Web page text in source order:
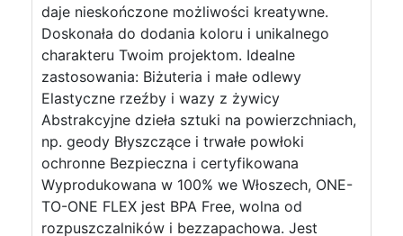
daje nieskończone możliwości kreatywne.
Doskonała do dodania koloru i unikalnego
charakteru Twoim projektom. Idealne
zastosowania: Biżuteria i małe odlewy
Elastyczne rzeźby i wazy z żywicy
Abstrakcyjne dzieła sztuki na powierzchniach,
np. geody Błyszczące i trwałe powłoki
ochronne Bezpieczna i certyfikowana
Wyprodukowana w 100% we Włoszech, ONE-
TO-ONE FLEX jest BPA Free, wolna od
rozpuszczalników i bezzapachowa. Jest